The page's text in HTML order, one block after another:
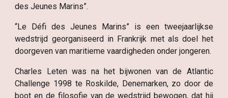
des Jeunes Marins”.
“Le Défi des Jeunes Marins” is een tweejaarlijkse
wedstrijd georganiseerd in Frankrijk met als doel het
doorgeven van maritieme vaardigheden onder jongeren.
Charles Leten was na het bijwonen van de Atlantic
Challenge 1998 te Roskilde, Denemarken, zo door de
boot en de filosofie van de wedstrijd bewogen, dat hij